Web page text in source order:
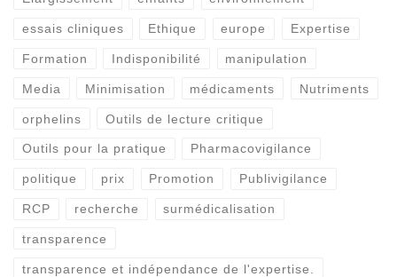
essais cliniques Ethique europe Expertise
Formation Indisponibilité manipulation
Media Minimisation médicaments Nutriments
orphelins Outils de lecture critique
Outils pour la pratique Pharmacovigilance
politique prix Promotion Publivigilance
RCP recherche surmédicalisation
transparence
transparence et indépendance de l'expertise.